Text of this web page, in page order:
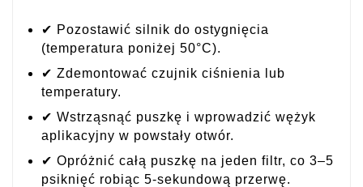
✔ Pozostawić silnik do ostygnięcia
(temperatura poniżej 50°C).
✔ Zdemontować czujnik ciśnienia lub
temperatury.
✔ Wstrząsnąć puszkę i wprowadzić wężyk
aplikacyjny w powstały otwór.
✔ Opróżnić całą puszkę na jeden filtr, co 3–5
psiknięć robiąc 5-sekundową przerwę.